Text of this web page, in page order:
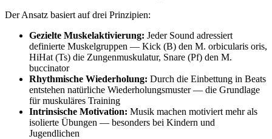
Der Ansatz basiert auf drei Prinzipien:
Gezielte Muskelaktivierung: Jeder Sound adressiert
definierte Muskelgruppen — Kick (B) den M. orbicularis oris,
HiHat (Ts) die Zungenmuskulatur, Snare (Pf) den M.
buccinator
Rhythmische Wiederholung: Durch die Einbettung in Beats
entstehen natürliche Wiederholungsmuster — die Grundlage
für muskuläres Training
Intrinsische Motivation: Musik machen motiviert mehr als
isolierte Übungen — besonders bei Kindern und
Jugendlichen